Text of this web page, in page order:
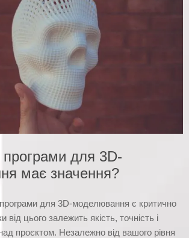
програми для 3D-
має значення?
для 3D-моделювання є критично
від цього залежить якість, точність і
проєктом. Незалежно від вашого рівня